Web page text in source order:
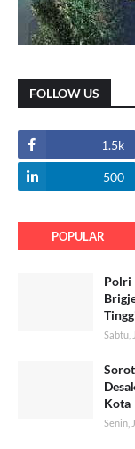
FOLLOW US
1.5k
500
POPULAR
Polri
Sabtu,
Kota
Senin,